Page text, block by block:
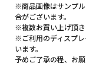
※商品画像はサンプ
合がございます。
※複数お買い上げ頂き
※ご利用のディスプ
います。
予めご了承の程、お願